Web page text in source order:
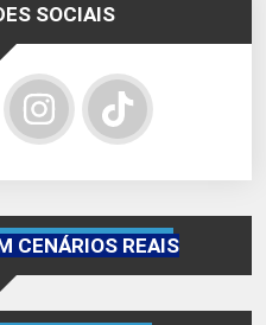
SOCIAIS
CENÁRIOS REAIS